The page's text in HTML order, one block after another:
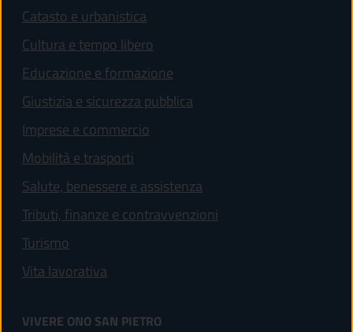
Catasto e urbanistica
Cultura e tempo libero
Educazione e formazione
Giustizia e sicurezza pubblica
Imprese e commercio
Mobilità e trasporti
Salute, benessere e assistenza
Tributi, finanze e contravvenzioni
Turismo
Vita lavorativa
VIVERE ONO SAN PIETRO